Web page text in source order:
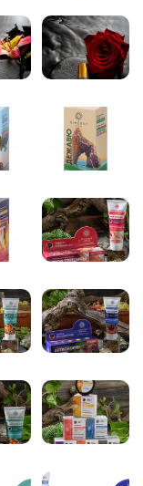
Сrimеа
Мускатель)
+